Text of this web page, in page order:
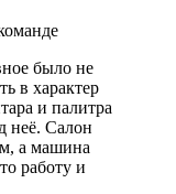
было не
в характер
и палитра
неё. Салон
а машина
работу и